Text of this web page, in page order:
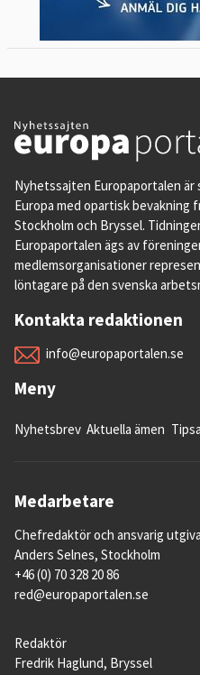
Nyhetssajten Europaportalen är
Europa med opartisk bevakning
Stockholm och Bryssel.
Europaportalen ägs av
medlemsorganisationer
löntagare på den svenska
Kontakta redaktionen
info@europaportalen.se
Meny
Nyhetsbrev Aktuella ämen
Medarbetare
Chefredaktör och ansvarig
Anders Selnes, Stockholm
+46 (0) 70 328 20 86
red@europaportalen.se
Redaktör
Fredrik Haglund, Bryssel